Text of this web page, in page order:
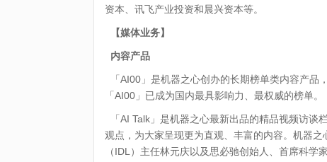
资本、讯飞产业投资和晨兴资本等。
【媒体业务】
内容产品
「AI00」是机器之心创办的长期榜单类内容产品
「AI00」已成为国内最具影响力、最权威的榜单。
「AI Talk」是机器之心最新出品的精品视频访谈
观点，为大家呈现更为直观、丰富的内容。机器
（IDL）主任林元庆以及思必驰创始人、首席科学家